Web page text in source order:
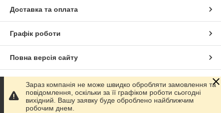
Доставка та оплата
Графік роботи
Повна версія сайту
Сайт створено на маркетплейсі Prom.ua
Політика конфіденційності
Зараз компанія не може швидко обробляти замовлення та
повідомлення, оскільки за її графіком роботи сьогодні
вихідний. Вашу заявку буде оброблено найближчим
робочим днем.